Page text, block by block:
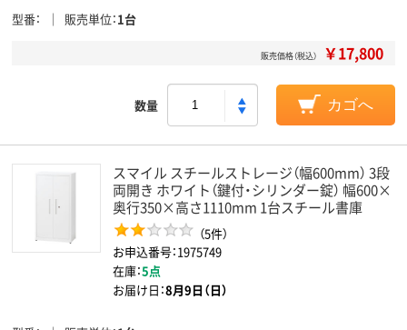
型番 販売単位 1台
販売価格（税込） ￥17,800
数量 カゴへ
スマイル スチールストレージ（幅600mm） 3段
両開き ホワイト（鍵付・シリンダー錠） 幅600×
奥行350×高さ1110mm 1台スチール書庫
（5件）
お申込番号：1975749
在庫：5点
お届け日：8月9日（日）